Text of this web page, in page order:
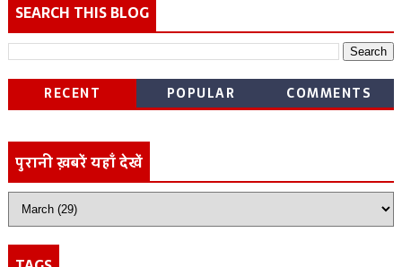
SEARCH THIS BLOG
RECENT POPULAR COMMENTS
पुरानी ख़बरें यहाँ देखें